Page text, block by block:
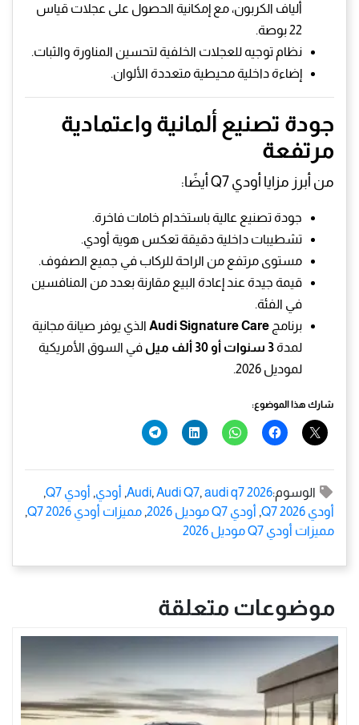
ألياف الكربون، مع إمكانية الحصول على عجلات قياس
22 بوصة.
نظام توجيه للعجلات الخلفية لتحسين المناورة والثبات.
إضاءة داخلية محيطية متعددة الألوان.
جودة تصنيع ألمانية واعتمادية
مرتفعة
من أبرز مزايا أودي Q7 أيضًا:
جودة تصنيع عالية باستخدام خامات فاخرة.
تشطيبات داخلية دقيقة تعكس هوية أودي.
مستوى مرتفع من الراحة للركاب في جميع الصفوف.
قيمة جيدة عند إعادة البيع مقارنة بعدد من المنافسين
في الفئة.
برنامج Audi Signature Care الذي يوفر صيانة مجانية
لمدة3 سنوات أو 30 ألف ميل
في السوق الأمريكية
لموديل 2026.
شارك هذا الموضوع:
الوسوم: Audi, Audi Q7, audi q7 2026
, أودي, أودي Q7
,
أودي Q7 2026
, أودي Q7 موديل 2026 , مميزات أودي Q7 2026
,
مميزات أودي Q7 موديل 2026
موضوعات متعلقة